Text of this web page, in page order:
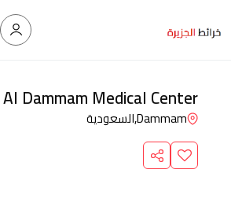
Dammam Medical Center
Dammam,السعودية